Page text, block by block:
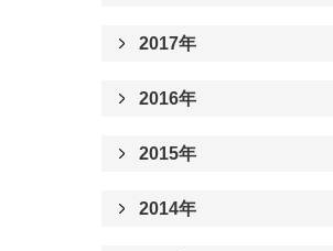
2017年
2016年
2015年
2014年